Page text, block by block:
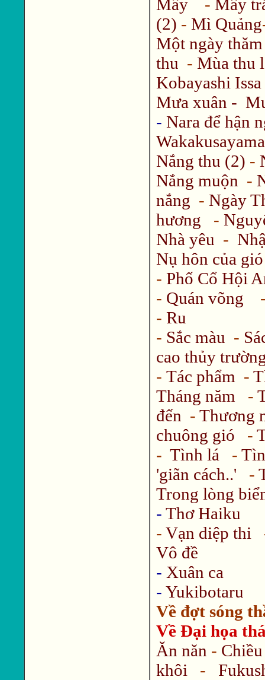
Mây - Mây
(2) - Mì Quảng
Một ngày
thu - Mùa thu
Kobayashi
Mưa xuân -
- Nara để hận
Wakakusayama
Nắng thu (2) -
Nắng muộn -
nắng - Ngày
hương -
Nhà yêu -
Nụ hôn của gió
- Phố Cổ Hội
- Quán võng
- Ru
- Sắc màu -
cao thủy
- Tác phẩm -
Tháng năm
-
đến - Thương
chuông gió
-
- Tình lá -
'giãn cách..'
-
Trong lòng
- Thơ Haiku
- Vạn diệp thi
Vô đề
- Xuân ca
- Yukibotaru
Về đợt sóng
Về Đại họa
Ăn năn -
khôi
-